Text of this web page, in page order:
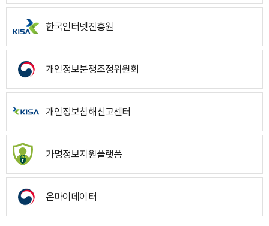
한국인터넷진흥원
개인정보분쟁조정위원회
개인정보침해신고센터
가명정보지원플랫폼
온마이데이터